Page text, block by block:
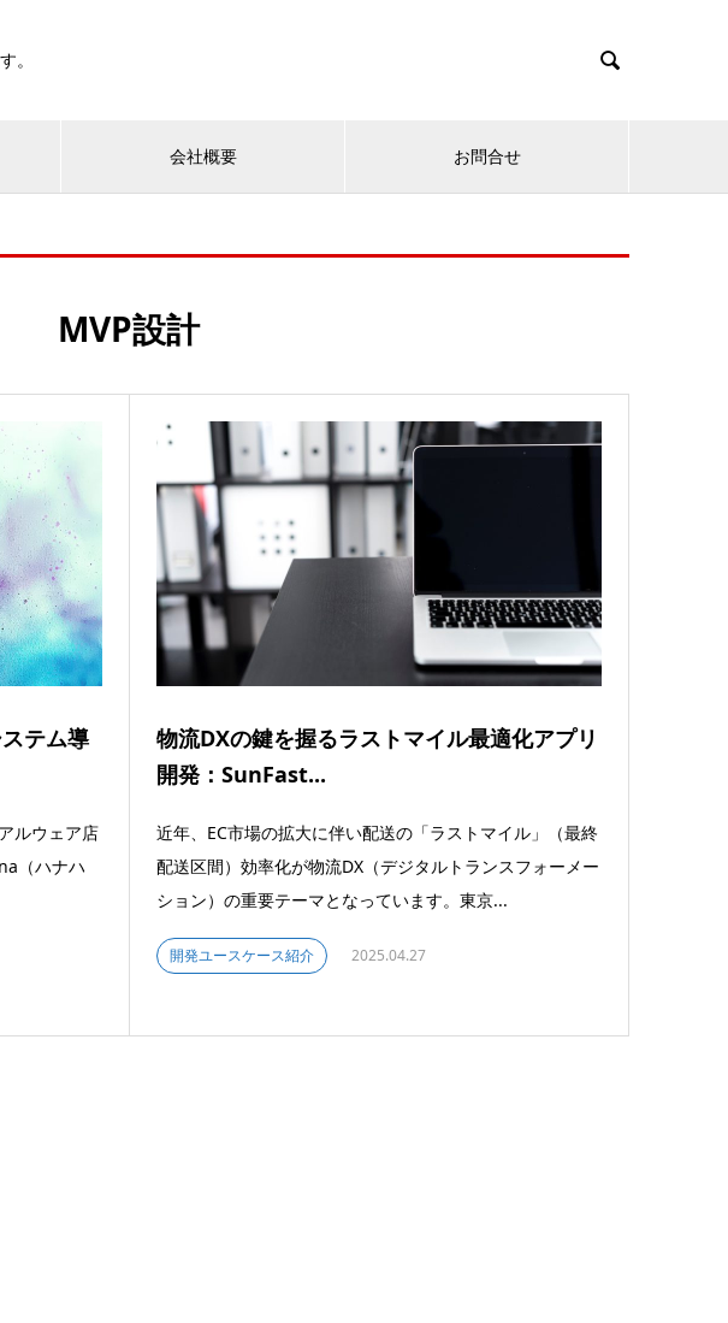
。 
会社概要 お問合せ
MVP設計
テム導
ルウェア店
（ハナハ
物流DXの鍵を握るラストマイル最適化アプリ
開発：SunFast...
近年、EC市場の拡大に伴い配送の「ラストマイル」（最終
配送区間）効率化が物流DX（デジタルトランスフォーメー
ション）の重要テーマとなっています。東京...
開発ユースケース紹介 2025.04.27